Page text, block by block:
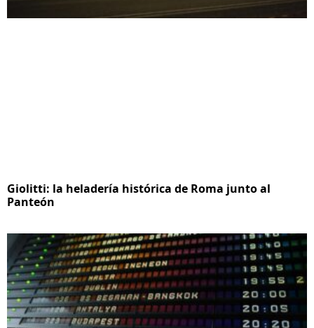
Giolitti: la heladería histórica de Roma junto al
Panteón